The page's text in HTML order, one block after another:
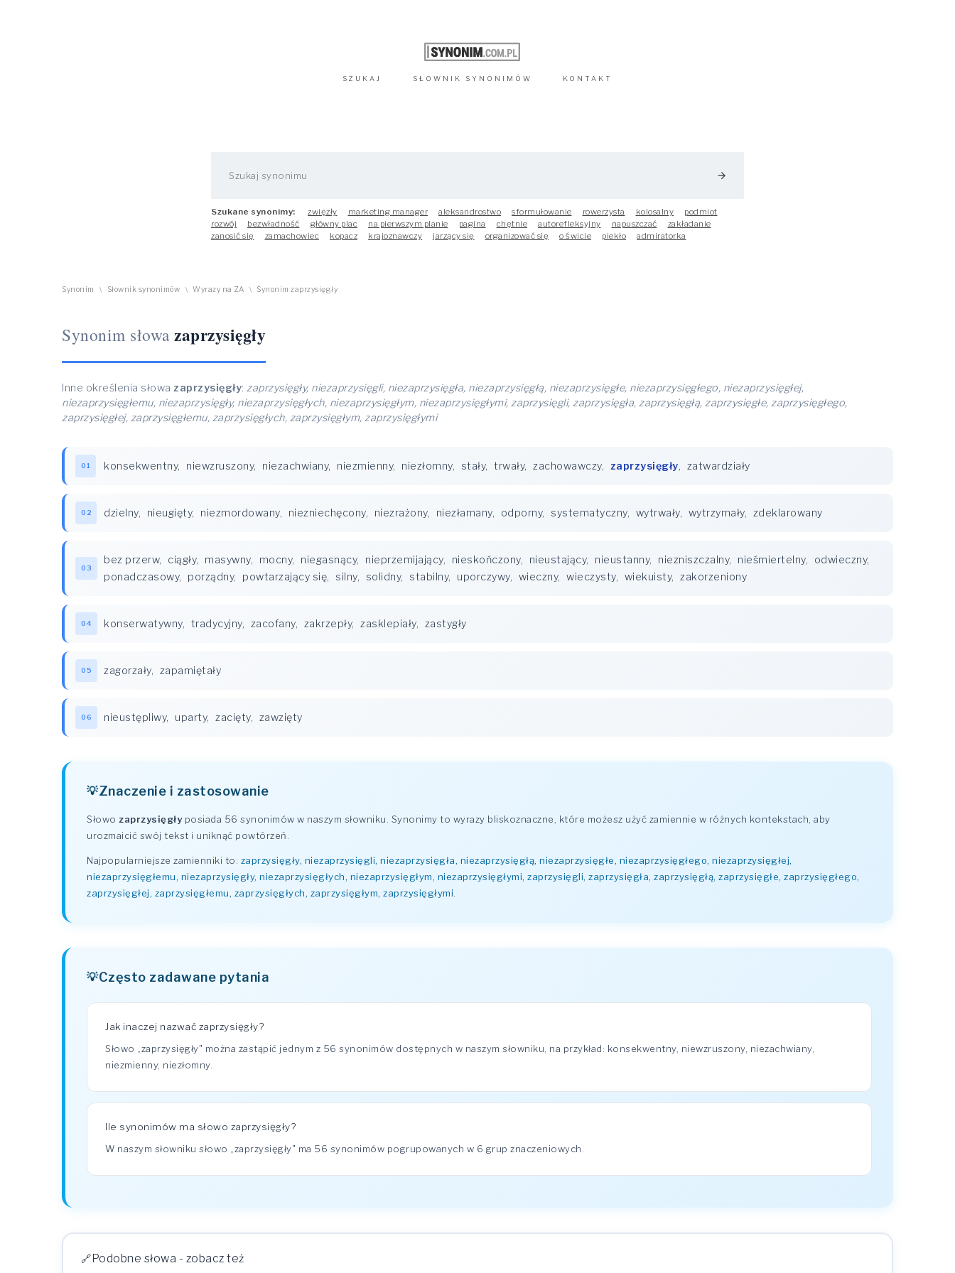
SZUKAJ SŁOWNIK SYNONIMÓW KONTAKT
arrow_forward
Szukane synonimy: zwięzły marketing manager aleksandrostwo sformułowanie rowerzysta kolosalny
podmiot
rozwój
bezwładność główny plac na pierwszym planie pagina chętnie autorefleksyjny napuszczać
zakładanie
zanosić się
zamachowiec kopacz krajoznawczy jarzący się organizować się o świcie piekło admiratorka
Synonim \ Słownik synonimów \ Wyrazy na ZA \ Synonim zaprzysięgły
Synonim słowa zaprzysięgły
Inne określenia słowa zaprzysięgły: zaprzysięgły, niezaprzysięgli, niezaprzysięgła, niezaprzysięgłą, niezaprzysięgłe, niezaprzysięgłego, niezaprzysięgłej,
niezaprzysięgłemu, niezaprzysięgły, niezaprzysięgłych, niezaprzysięgłym, niezaprzysięgłymi, zaprzysięgli, zaprzysięgła, zaprzysięgłą, zaprzysięgłe, zaprzysięgłego,
zaprzysięgłej, zaprzysięgłemu, zaprzysięgłych, zaprzysięgłym, zaprzysięgłymi
01 konsekwentny, niewzruszony, niezachwiany, niezmienny, niezłomny, stały, trwały, zachowawczy, zaprzysięgły, zatwardziały
02 dzielny, nieugięty, niezmordowany, niezniechęcony, niezrażony, niezłamany, odporny, systematyczny, wytrwały, wytrzymały, zdeklarowany
03
bez przerw, ciągły, masywny, mocny, niegasnący, nieprzemijający, nieskończony, nieustający, nieustanny, niezniszczalny, nieśmiertelny, odwieczny,
ponadczasowy, porządny, powtarzający się, silny, solidny, stabilny, uporczywy, wieczny, wieczysty, wiekuisty, zakorzeniony
04 konserwatywny, tradycyjny, zacofany, zakrzepły, zasklepiały, zastygły
05 zagorzały, zapamiętały
06 nieustępliwy, uparty, zacięty, zawzięty
Znaczenie i zastosowanie
Słowo zaprzysięgłyposiada 56 synonimów w naszym słowniku. Synonimy to wyrazy bliskoznaczne, które możesz użyć zamiennie w różnych kontekstach, aby
urozmaicić swój tekst i uniknąć powtórzeń.
Najpopularniejsze zamienniki to: zaprzysięgły, niezaprzysięgli, niezaprzysięgła, niezaprzysięgłą, niezaprzysięgłe, niezaprzysięgłego, niezaprzysięgłej,
niezaprzysięgłemu, niezaprzysięgły, niezaprzysięgłych, niezaprzysięgłym, niezaprzysięgłymi, zaprzysięgli, zaprzysięgła, zaprzysięgłą, zaprzysięgłe, zaprzysięgłego,
zaprzysięgłej, zaprzysięgłemu, zaprzysięgłych, zaprzysięgłym, zaprzysięgłymi
Często zadawane pytania
Jak inaczej nazwać zaprzysięgły?
Słowo „zaprzysięgły" można zastąpić jednym z 56 synonimów dostępnych w naszym słowniku, na przykład: konsekwentny, niewzruszony, niezachwiany,
niezmienny, niezłomny.
Ile synonimów ma słowo zaprzysięgły?
W naszym słowniku słowo „zaprzysięgły" ma 56 synonimów pogrupowanych w 6 grup znaczeniowych.
Podobne słowa - zobacz też